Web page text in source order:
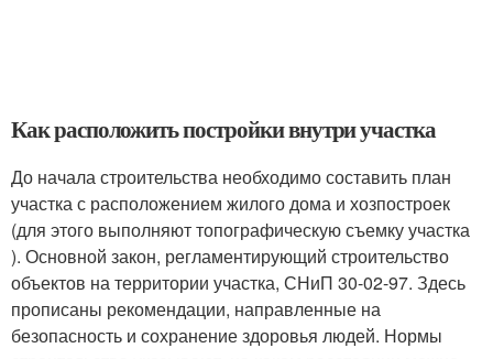
Как расположить постройки внутри участка
До начала строительства необходимо составить план
участка с расположением жилого дома и хозпостроек
(для этого выполняют топографическую съемку участка
). Основной закон, регламентирующий строительство
объектов на территории участка, СНиП 30-02-97. Здесь
прописаны рекомендации, направленные на
безопасность и сохранение здоровья людей. Нормы